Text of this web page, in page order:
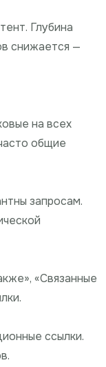
Глубина
снижается —
на всех
общие
запросам.
«Связанные
ссылки.